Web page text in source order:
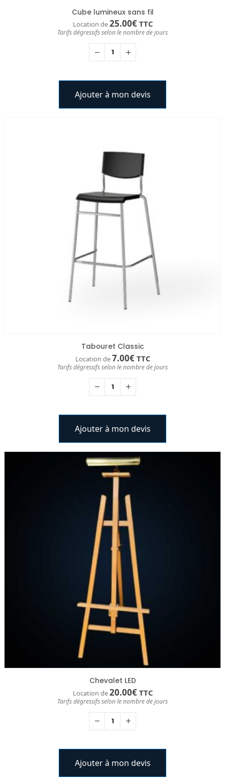
Cube lumineux sans fil
Location de25.00€ TTC
Tarifs dégressifs selon le nombre de jours
Ajouter à mon devis
Tabouret Classic
Location de7.00€ TTC
Tarifs dégressifs selon le nombre de jours
Ajouter à mon devis
Chevalet LED
Location de20.00€ TTC
Tarifs dégressifs selon le nombre de jours
Ajouter à mon devis